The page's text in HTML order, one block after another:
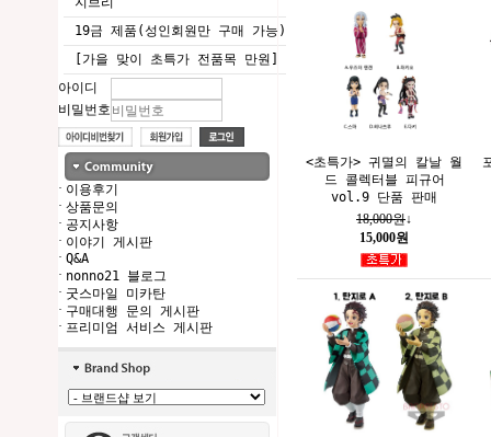
19금 제품(성인회원만 구매 가능)
[가을 맞이 초특가 전품목 만원]
아이디
비밀번호
· 이용후기
· 상품문의
· 공지사항
· 이야기 게시판
· Q&A
· nonno21 블로그
· 굿스마일 미카탄
· 구매대행 문의 게시판
· 프리미엄 서비스 게시판
<초특가> 귀멸의 칼날 월
드 콜렉터블 피규어
vol.9 단품 판매
18,000원↓
15,000원